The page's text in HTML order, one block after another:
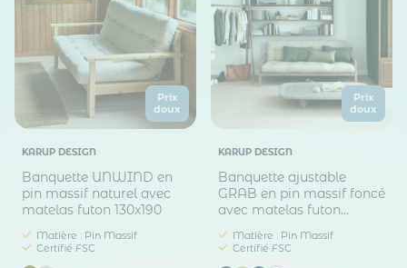
Prix
doux
KARUP DESIGN
Banquette UNWIND en
pin massif naturel avec
matelas futon 130x190
Matière : Pin Massif
Certifié FSC
Prix
doux
KARUP DESIGN
Banquette ajustable
GRAB en pin massif foncé
avec matelas futon
Matière : Pin Massif
Certifié FSC